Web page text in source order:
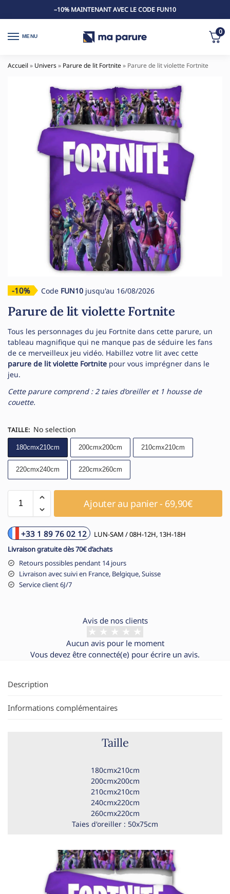
–10% MAINTENANT AVEC LE CODE FUN10
MENU
0
Accueil » Univers» Parure de lit Fortnite» Parure de lit violette Fortnite
-10% Code FUN10 jusqu'au 16/08/2026
Parure de lit violette Fortnite
Tous les personnages du jeu Fortnite dans cette parure, un
tableau magnifique qui ne manque pas de séduire les fans
de ce merveilleux jeu vidéo. Habillez votre lit avec cette
parure de lit violette Fortnite pour vous imprégner dans le
jeu.
Cette parure comprend : 2 taies d’oreiller et 1 housse de
couette.
TAILLE: No selection
180cmx210cm 200cmx200cm 210cmx210cm
220cmx240cm 220cmx260cm
Ajouter au panier - 69,90€
+33 1 89 76 02 12
LUN-SAM / 08H-12H, 13H-18H
Livraison gratuite dès 70€ d’achats
Retours possibles pendant 14 jours
Livraison avec suivi en France, Belgique, Suisse
Service client 6J/7
Avis de nos clients
Aucun avis pour le moment
Vous devez être connecté(e) pour écrire un avis.
Description
Informations complémentaires
Taille
180cmx210cm
200cmx200cm
210cmx210cm
240cmx220cm
260cmx220cm
Taies d'oreiller : 50x75cm